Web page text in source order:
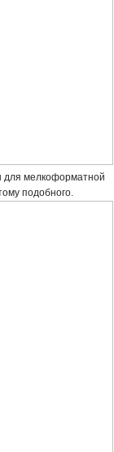
для мелкоформатной
подобного.